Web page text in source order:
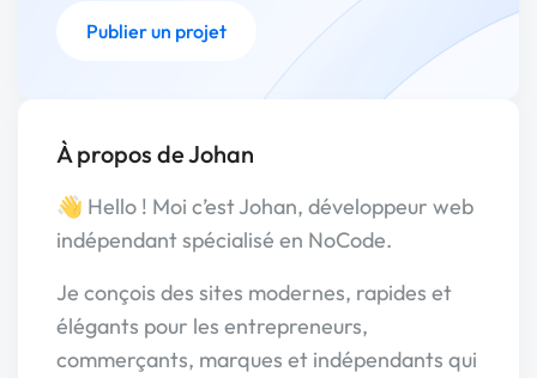
Publier un projet
À propos de Johan
👋 Hello ! Moi c’est Johan, développeur web
indépendant spécialisé en NoCode.
Je conçois des sites modernes, rapides et
élégants pour les entrepreneurs,
commerçants, marques et indépendants qui